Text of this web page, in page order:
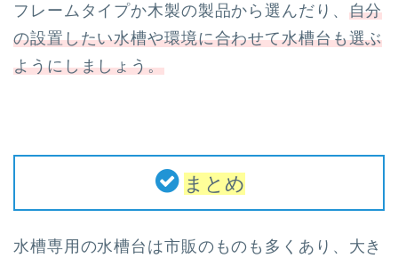
フレームタイプか木製の製品から選んだり、 自分
の設置したい水槽や環境に合わせて水槽台も選ぶ
ようにしましょう。
まとめ
水槽専用の水槽台は市販のものも多くあり、大き